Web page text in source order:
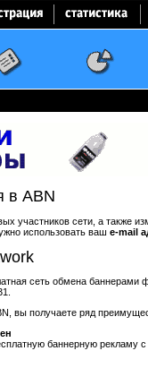
в ABN
участников сети, а также
использовать ваш e-mail
сеть обмена баннерами
вы получаете ряд
баннерную рекламу